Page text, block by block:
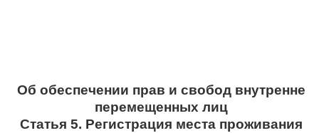
Об обеспечении прав и свобод внутренне
перемещенных лиц
Статья 5. Регистрация места проживания